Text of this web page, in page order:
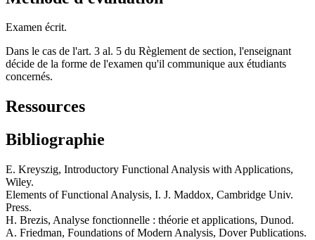
Examen écrit.
Dans le cas de l'art. 3 al. 5 du Règlement de section, l'enseignant
décide de la forme de l'examen qu'il communique aux étudiants
concernés.
Ressources
Bibliographie
E. Kreyszig, Introductory Functional Analysis with Applications,
Wiley.
Elements of Functional Analysis, I. J. Maddox, Cambridge Univ.
Press.
H. Brezis, Analyse fonctionnelle : théorie et applications, Dunod.
A. Friedman, Foundations of Modern Analysis, Dover Publications.